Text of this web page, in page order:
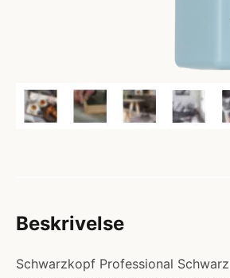
Beskrivelse
Schwarzkopf Professional